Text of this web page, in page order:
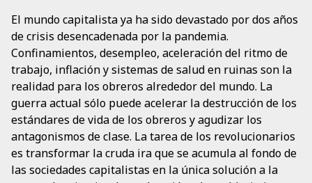
El mundo capitalista ya ha sido devastado por dos años
de crisis desencadenada por la pandemia.
Confinamientos, desempleo, aceleración del ritmo de
trabajo, inflación y sistemas de salud en ruinas son la
realidad para los obreros alrededor del mundo. La
guerra actual sólo puede acelerar la destrucción de los
estándares de vida de los obreros y agudizar los
antagonismos de clase. La tarea de los revolucionarios
es transformar la cruda ira que se acumula al fondo de
las sociedades capitalistas en la única solución a la